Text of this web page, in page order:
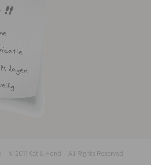
© 2011 Kat & Hond All Rights Reserved